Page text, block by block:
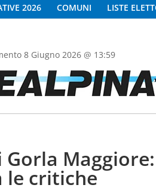
2026 COMUNI LISTE
8 Giugno 2026 @ 13:59
Gorla
le critiche